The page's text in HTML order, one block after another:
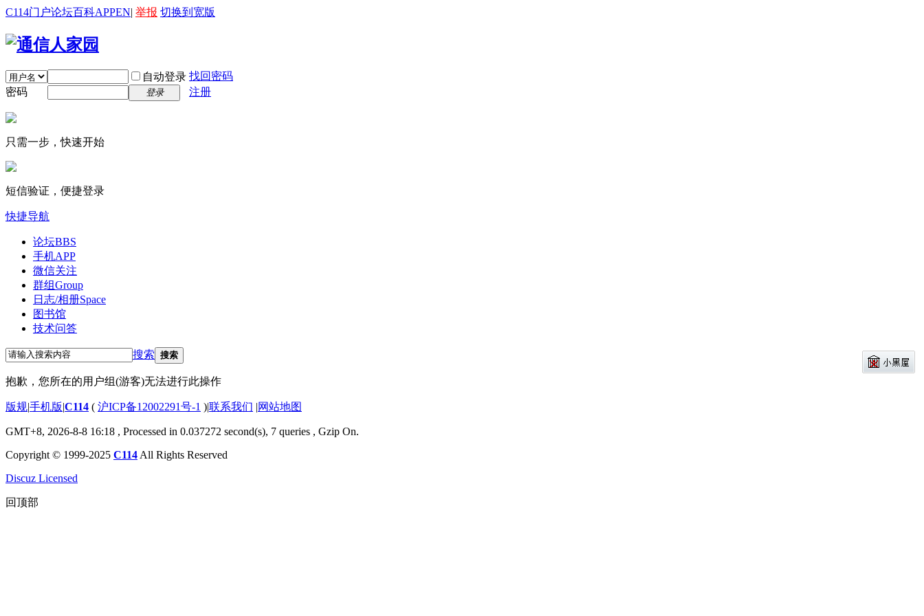
C114门户论坛百科APPEN| 举报 切换到宽版
自动登录 找回密码
密码
登录 注册
只需一步，快速开始
短信验证，便捷登录
快捷导航
论坛BBS
手机APP
微信关注
群组Group
日志/相册Space
图书馆
技术问答
搜索 搜索
抱歉，您所在的用户组(游客)无法进行此操作
版规|手机版|C114 ( 沪ICP备12002291号-1 )|联系我们 |网站地图
GMT+8, 2026-8-8 16:18 , Processed in 0.037272 second(s), 7 queries , Gzip On.
Copyright © 1999-2025 C114 All Rights Reserved
Discuz Licensed
回顶部